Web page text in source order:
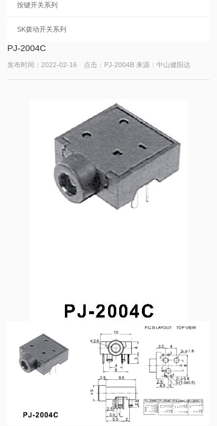
按键开关系列
SK拨动开关系列
PJ-2004C
发布时间：2022-02-16 点击：PJ-2004B 来源：中山健阳达